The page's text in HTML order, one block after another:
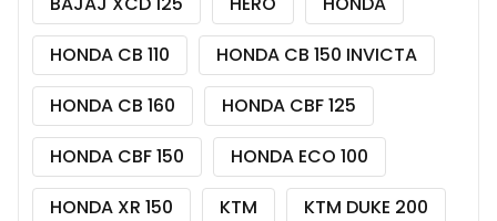
HONDA CB 110
HONDA CB 150 INVICTA
HONDA CB 160
HONDA CBF 125
HONDA CBF 150
HONDA ECO 100
HONDA XR 150
KTM
KTM DUKE 200